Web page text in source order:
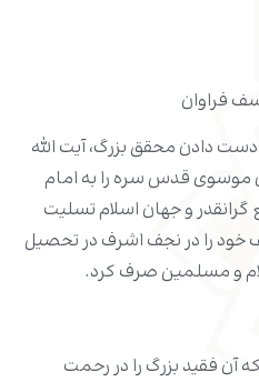
فراوان
دادن محقق بزرگ، آیت الله
قدس سره را به امام
گرانقدر و جهان اسلام تسلیت
را در نجف اشرف در تحصیل
و مسلمین صرف کرد.
آن فقید بزرگ را در رحمت